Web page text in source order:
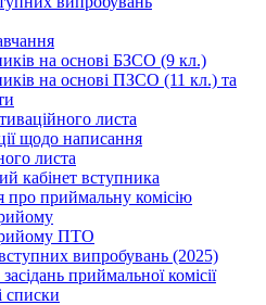
на основі БЗСО (9 кл.)
на основі ПЗСО (11 кл.) та
листа
щодо написання
листа
кабінет вступника
приймальну комісію
ПТО
випробувань (2025)
приймальної комісії
списки